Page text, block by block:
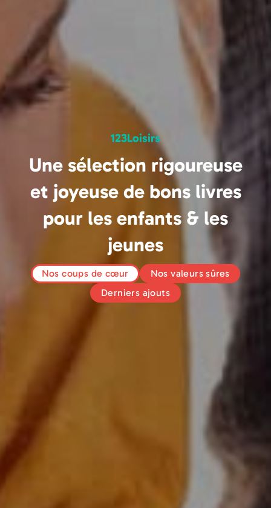
123Loisirs
Une sélection rigoureuse
et joyeuse de bons livres
pour les enfants & les
jeunes
Nos coups de cœur
Nos valeurs sûres
Derniers ajouts